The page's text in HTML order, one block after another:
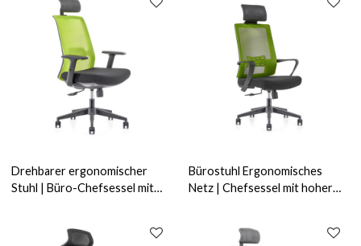
GA15-Grün）
Drehbarer ergonomischer
Stuhl | Büro-Chefsessel mit
Bürostuhl Ergonomisches
Netz | Chefsessel mit hoher